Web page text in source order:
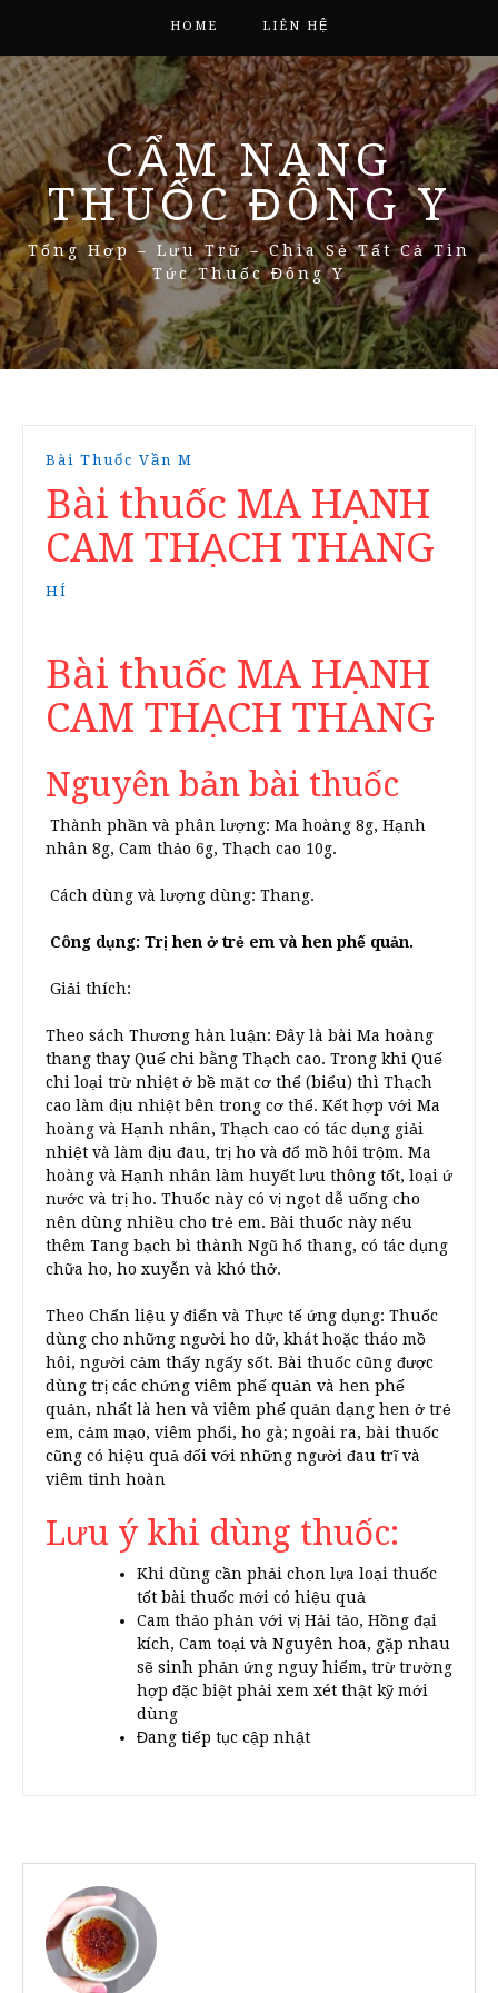
HOME LIÊN HỆ
CẨM NANG
THUỐC ĐÔNG Y
Tổng Hợp – Lưu Trữ – Chia Sẻ Tất Cả Tin
Tức Thuốc Đông Y
Bài Thuốc Vần M
Bài thuốc MA HẠNH
CAM THẠCH THANG
HÍ
Bài thuốc MA HẠNH
CAM THẠCH THANG
Nguyên bản bài thuốc
Thành phần và phân lượng: Ma hoàng 8g, Hạnh
nhân 8g, Cam thảo 6g, Thạch cao 10g.
Cách dùng và lượng dùng: Thang.
Công dụng: Trị hen ở trẻ em và hen phế quản.
Giải thích:
Theo sách Thương hàn luận: Đây là bài Ma hoàng
thang thay Quế chi bằng Thạch cao. Trong khi Quế
chi loại trừ nhiệt ở bề mặt cơ thể (biểu) thì Thạch
cao làm dịu nhiệt bên trong cơ thể. Kết hợp với Ma
hoàng và Hạnh nhân, Thạch cao có tác dụng giải
nhiệt và làm dịu đau, trị ho và đổ mồ hôi trộm. Ma
hoàng và Hạnh nhân làm huyết lưu thông tốt, loại ứ
nước và trị ho. Thuốc này có vị ngọt dễ uống cho
nên dùng nhiều cho trẻ em. Bài thuốc này nếu
thêm Tang bạch bì thành Ngũ hổ thang, có tác dụng
chữa ho, ho xuyễn và khó thở.
Theo Chẩn liệu y điển và Thực tế ứng dụng: Thuốc
dùng cho những người ho dữ, khát hoặc tháo mồ
hôi, người cảm thấy ngấy sốt. Bài thuốc cũng được
dùng trị các chứng viêm phế quản và hen phế
quản, nhất là hen và viêm phế quản dạng hen ở trẻ
em, cảm mạo, viêm phổi, ho gà; ngoài ra, bài thuốc
cũng có hiệu quả đối với những người đau trĩ và
viêm tinh hoàn
Lưu ý khi dùng thuốc:
Khi dùng cần phải chọn lựa loại thuốc
tốt bài thuốc mới có hiệu quả
Cam thảo phản với vị Hải tảo, Hồng đại
kích, Cam toại và Nguyên hoa, gặp nhau
sẽ sinh phản ứng nguy hiểm, trừ trường
hợp đặc biệt phải xem xét thật kỹ mới
dùng
Đang tiếp tục cập nhật